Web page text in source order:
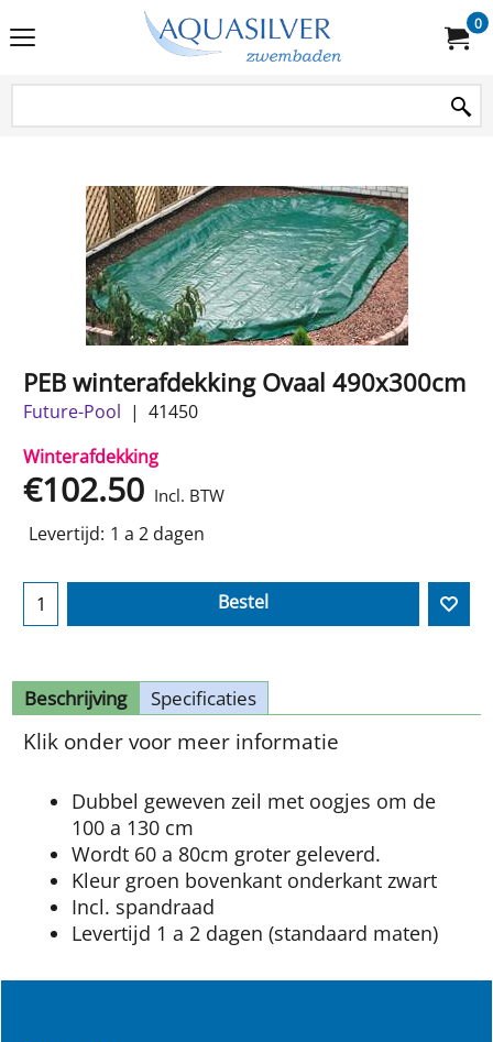
0
PEB winterafdekking Ovaal 490x300cm
Future-Pool
41450
Winterafdekking
€102.50 Incl. BTW
Levertijd: 1 a 2 dagen
Bestel
Beschrijving Specificaties
Klik onder voor meer informatie
Dubbel geweven zeil met oogjes om de
100 a 130 cm
Wordt 60 a 80cm groter geleverd.
Kleur groen bovenkant onderkant zwart
Incl. spandraad
Levertijd 1 a 2 dagen (standaard maten)